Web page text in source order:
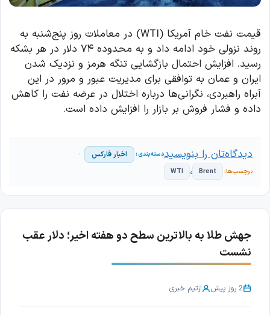
قیمت نفت خام آمریکا (WTI) در معاملات روز پنج‌شنبه به
روند نزولی خود ادامه داد و به محدوده ۷۴ دلار در هر بشکه
رسید. افزایش احتمال بازگشایی تنگه هرمز و نزدیک شدن
ایران و عمان به توافقی برای مدیریت عبور و مرور در این
آبراه راهبردی، نگرانی‌ها درباره اختلال در عرضه نفت را کاهش
داده و فشار فروش بر بازار را افزایش داده است.
اخبار فارکس
Brent ، WTI
دیدگاه‌تان را بنویسید
جهش طلا به بالاترین سطح دو هفته اخیر؛ دلار عقب
نشست
2 روز پیش ازتیم خبری